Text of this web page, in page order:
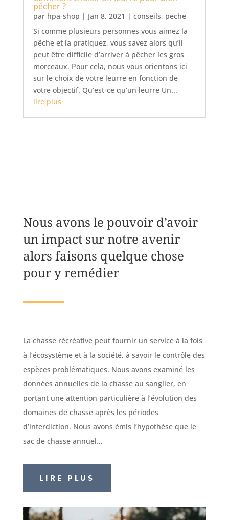
pêcher ?
par hpa-shop | Jan 8, 2021 | conseils, peche
Si comme plusieurs personnes vous aimez la
pêche et la pratiquez, vous savez alors qu’il
peut être difficile d’arriver à pêcher les gros
morceaux. Pour cela, nous vous orientons ici
sur le choix de votre leurre en fonction de
votre objectif. Qu’est-ce qu’un leurre Un...
lire plus
Nous avons le pouvoir d’avoir
un impact sur notre avenir
alors faisons quelque chose
pour y remédier
La chasse récréative peut fournir un service à la fois
à l’écosystème et à la société, à savoir le contrôle des
espèces problématiques. Nous avons examiné les
données annuelles de la chasse au sanglier, en
portant une attention particulière à l’évolution des
domaines de chasse après les périodes
d’interdiction. Nous avons émis l’hypothèse que le
sac de chasse annuel…
LIRE PLUS